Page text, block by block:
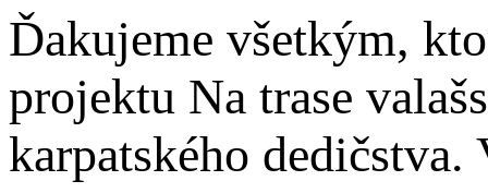
Ďakujeme všetkým,
projektu Na trase
karpatského